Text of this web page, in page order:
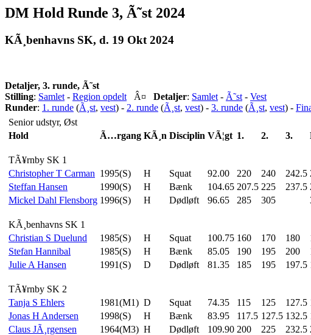
DM Hold Runde 3, Ã˜st 2024
KÃ¸benhavns SK, d. 19 Okt 2024
Detaljer, 3. runde, Ã˜st
Stilling: Samlet - Region opdelt Â¤ Detaljer: Samlet - Ã˜st - Vest
Runder: 1. runde (Ã¸st, vest) - 2. runde (Ã¸st, vest) - 3. runde (Ã¸st, vest) -
Senior udstyr, Øst
Hold
Ã…rgang KÃ¸n Disciplin VÃ¦gt 1. 2. 3.
TÃ¥rnby SK 1
Christopher T Carman 1995(S) H Squat 92.00 220 240 242.5
Steffan Hansen
1990(S) H Bænk 104.65 207.5 225 237.5
Mickel Dahl Flensborg 1996(S) H Dødløft 96.65 285 305
KÃ¸benhavns SK 1
Christian S Duelund
1985(S) H Squat 100.75 160 170 180
Stefan Hannibal
1985(S) H Bænk 85.05 190 195 200
Julie A Hansen
1991(S) D Dødløft 81.35 185 195 197.5
TÃ¥rnby SK 2
Tanja S Ehlers
1981(M1) D Squat 74.35 115 125 127.5
Jonas H Andersen
1998(S) H Bænk 83.95 117.5 127.5 132.5
Claus JÃ¸rgensen
1964(M3) H Dødløft 109.90 200 225 232.5